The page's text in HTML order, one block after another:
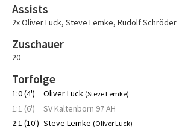
Assists
2x Oliver Luck, Steve Lemke, Rudolf Schröder
Zuschauer
20
Torfolge
1:0 (4') Oliver Luck (Steve Lemke)
1:1 (6')
SV Kaltenborn 97 AH
2:1 (10') Steve Lemke (Oliver Luck)